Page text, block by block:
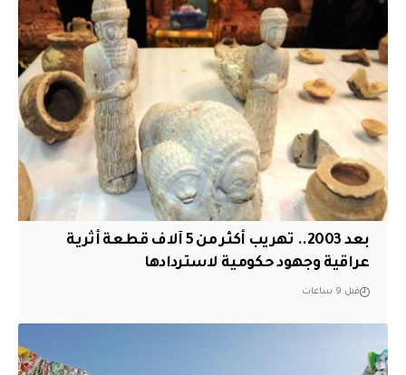
بعد 2003.. تهريب أكثر من 5 آلاف قطعة أثرية
عراقية وجهود حكومية لاستردادها
قبل 9 ساعات